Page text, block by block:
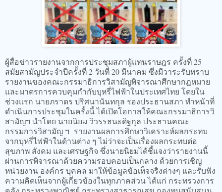
ผู้สื่อข่าวรายงานจากการประชุมสภาผู้แทนราษฎร ครั้งที่ 25
สมัยสามัญประจำปีครั้งที่ 2 วันที่ 20 มีนาคม ซึ่งมีวาระรับทราบ
รายงานของคณะกรรมาธิการวิสามัญพิจารณาศึกษากฎหมาย
และมาตรการควบคุมกำกับบุหรี่ไฟฟ้าในประเทศไทย โดยใน
ช่วงแรก นายภราดร ปริศนานันทกุล รองประธานสภา ทำหน้าที่
ดำเนินการประชุมในครั้งนี้ ได้เปิดโอกาสให้คณะกรรมาธิการวิ
สามัญฯ นำโดย นายนิยม วิวรรธนะดิฐกุล ประธานคณะ
กรรมการวิสามัญ ฯ รายงานผลการศึกษาวิเคราะห์ผลกระทบ
จากบุหรี่ไฟฟ้าในด้านต่าง ๆ ไม่ว่าจะเป็นเรื่องผลกระทบต่อ
สุขภาพ สังคม และเศรษฐกิจ ซึ่งนายนิยมได้ชี้แจงว่ารายงานนี้
ผ่านการพิจารณาด้วยความรอบคอบเป็นกลาง ด้วยการเชิญ
หน่วยงาน องค์กร บุคคล มาให้ข้อมูลข้อเท็จจริงต่างๆ และรับฟัง
ความคิดเห็นจากผู้เกี่ยวข้องในทุกภาคส่วน ได้แก่ กระทรวงการ